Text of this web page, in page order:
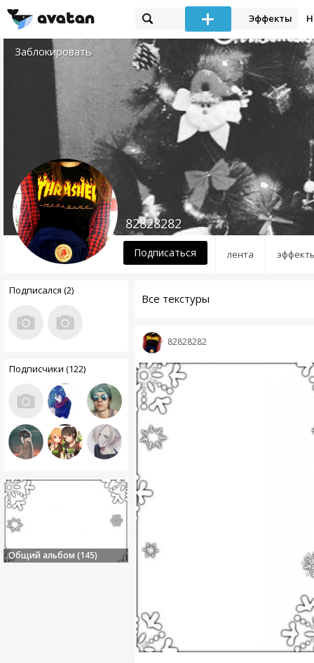
Эффекты
Заблокировать
лента
82828282
Подписаться
Подписался (2)
Подписчики (122)
Общий альбом (145)
Все текстуры
82828282